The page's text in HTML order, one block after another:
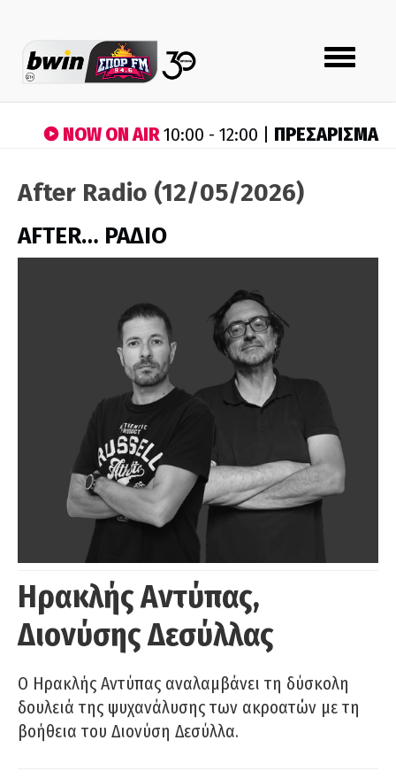
Toggle
navigation
NOW ON AIR10:00 - 12:00 | ΠΡΕΣΑΡΙΣΜΑ
After Radio (12/05/2026)
AFTER… ΡΑΔΙΟ
Ηρακλής Αντύπας,
Διονύσης Δεσύλλας
Ο Ηρακλής Αντύπας αναλαμβάνει τη δύσκολη
δουλειά της ψυχανάλυσης των ακροατών με τη
βοήθεια του Διονύση Δεσύλλα.